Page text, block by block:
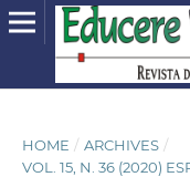
HOME / ARCHIVES /
VOL. 15, N. 36 (2020)